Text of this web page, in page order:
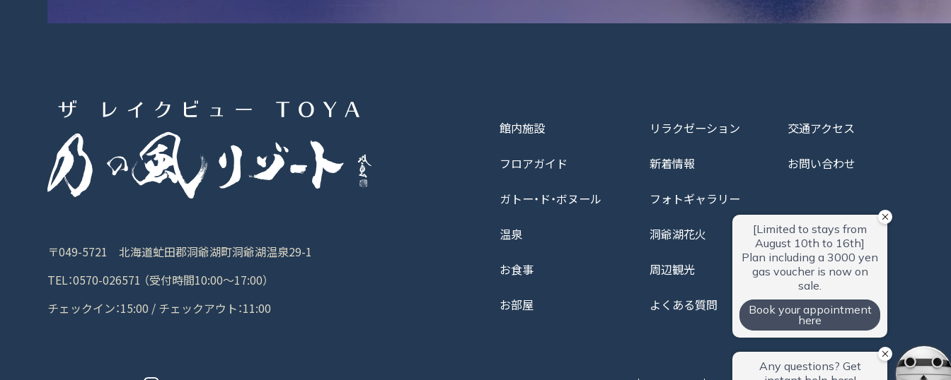
〒049-5721 北海道虻田郡洞爺湖町洞爺湖温泉29-1
TEL：0570-026571 （受付時間10:00～17:00）
チェックイン：15:00 / チェックアウト：11:00
館内施設
フロアガイド
ガトー・ド・ボヌール
温泉
お食事
お部屋
リラクゼーション
新着情報
フォトギャラリー
洞爺湖花火
周辺観光
よくある質問
交通アクセス
お問い合わせ